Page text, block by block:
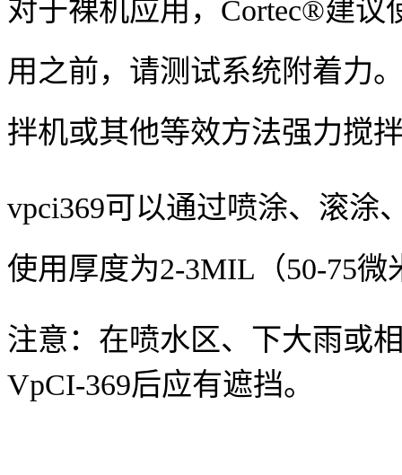
对于裸机应用， Cortec®建议
用之前，请测试系统附着力
拌机或其他等效方法强力搅
vpci369可以通过喷涂、滚涂
使用厚度为2-3MIL （50-75微
注意：在喷水区、下大雨或
VpCI-369后应有遮挡。